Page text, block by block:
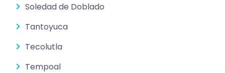
Soledad de Doblado
Tantoyuca
Tecolutla
Tempoal